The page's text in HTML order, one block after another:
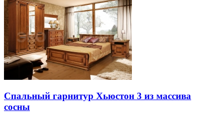
Спальный гарнитур Хьюстон 3 из массива
сосны